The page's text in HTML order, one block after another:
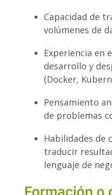
Capacidad de
volúmenes de
Experiencia en
desarrollo y
(Docker,
Pensamiento
de problemas
Habilidades de
traducir
lenguaje de
Formación